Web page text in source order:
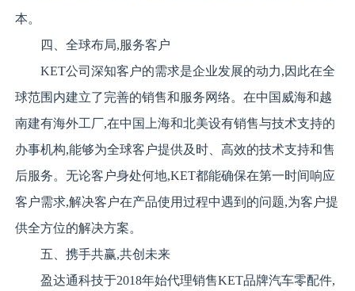
本。
四、全球布局,服务客户
KET公司深知客户的需求是企业发展的动力,因此在全
球范围内建立了完善的销售和服务网络。在中国威海和越
南建有海外工厂,在中国上海和北美设有销售与技术支持的
办事机构,能够为全球客户提供及时、高效的技术支持和售
后服务。无论客户身处何地,KET都能确保在第一时间响应
客户需求,解决客户在产品使用过程中遇到的问题,为客户提
供全方位的解决方案。
五、携手共赢,共创未来
盈达通科技于2018年始代理销售KET品牌汽车零配件,